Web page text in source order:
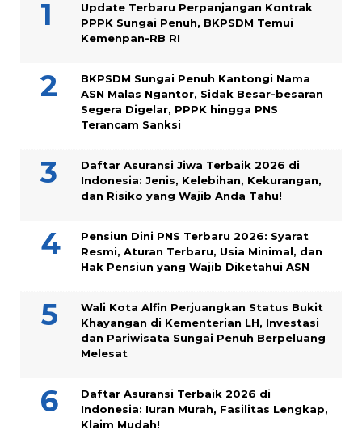
Update Terbaru Perpanjangan Kontrak
PPPK Sungai Penuh, BKPSDM Temui
Kemenpan-RB RI
BKPSDM Sungai Penuh Kantongi Nama
ASN Malas Ngantor, Sidak Besar-besaran
Segera Digelar, PPPK hingga PNS
Terancam Sanksi
Daftar Asuransi Jiwa Terbaik 2026 di
Indonesia: Jenis, Kelebihan, Kekurangan,
dan Risiko yang Wajib Anda Tahu!
Pensiun Dini PNS Terbaru 2026: Syarat
Resmi, Aturan Terbaru, Usia Minimal, dan
Hak Pensiun yang Wajib Diketahui ASN
Wali Kota Alfin Perjuangkan Status Bukit
Khayangan di Kementerian LH, Investasi
dan Pariwisata Sungai Penuh Berpeluang
Melesat
Daftar Asuransi Terbaik 2026 di
Indonesia: Iuran Murah, Fasilitas Lengkap,
Klaim Mudah!